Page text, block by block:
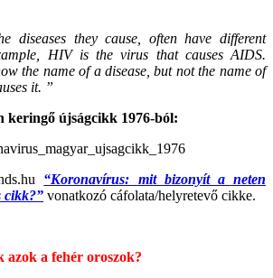
diseases they cause, often have different
HIV is the virus that causes AIDS.
the name of a disease, but not the name of
it. ”
keringő újságcikk 1976-ból:
“Koronavírus: mit bizonyít a neten
cikk?” vonatkozó cáfolata/helyretevő cikke.
azok a fehér oroszok?